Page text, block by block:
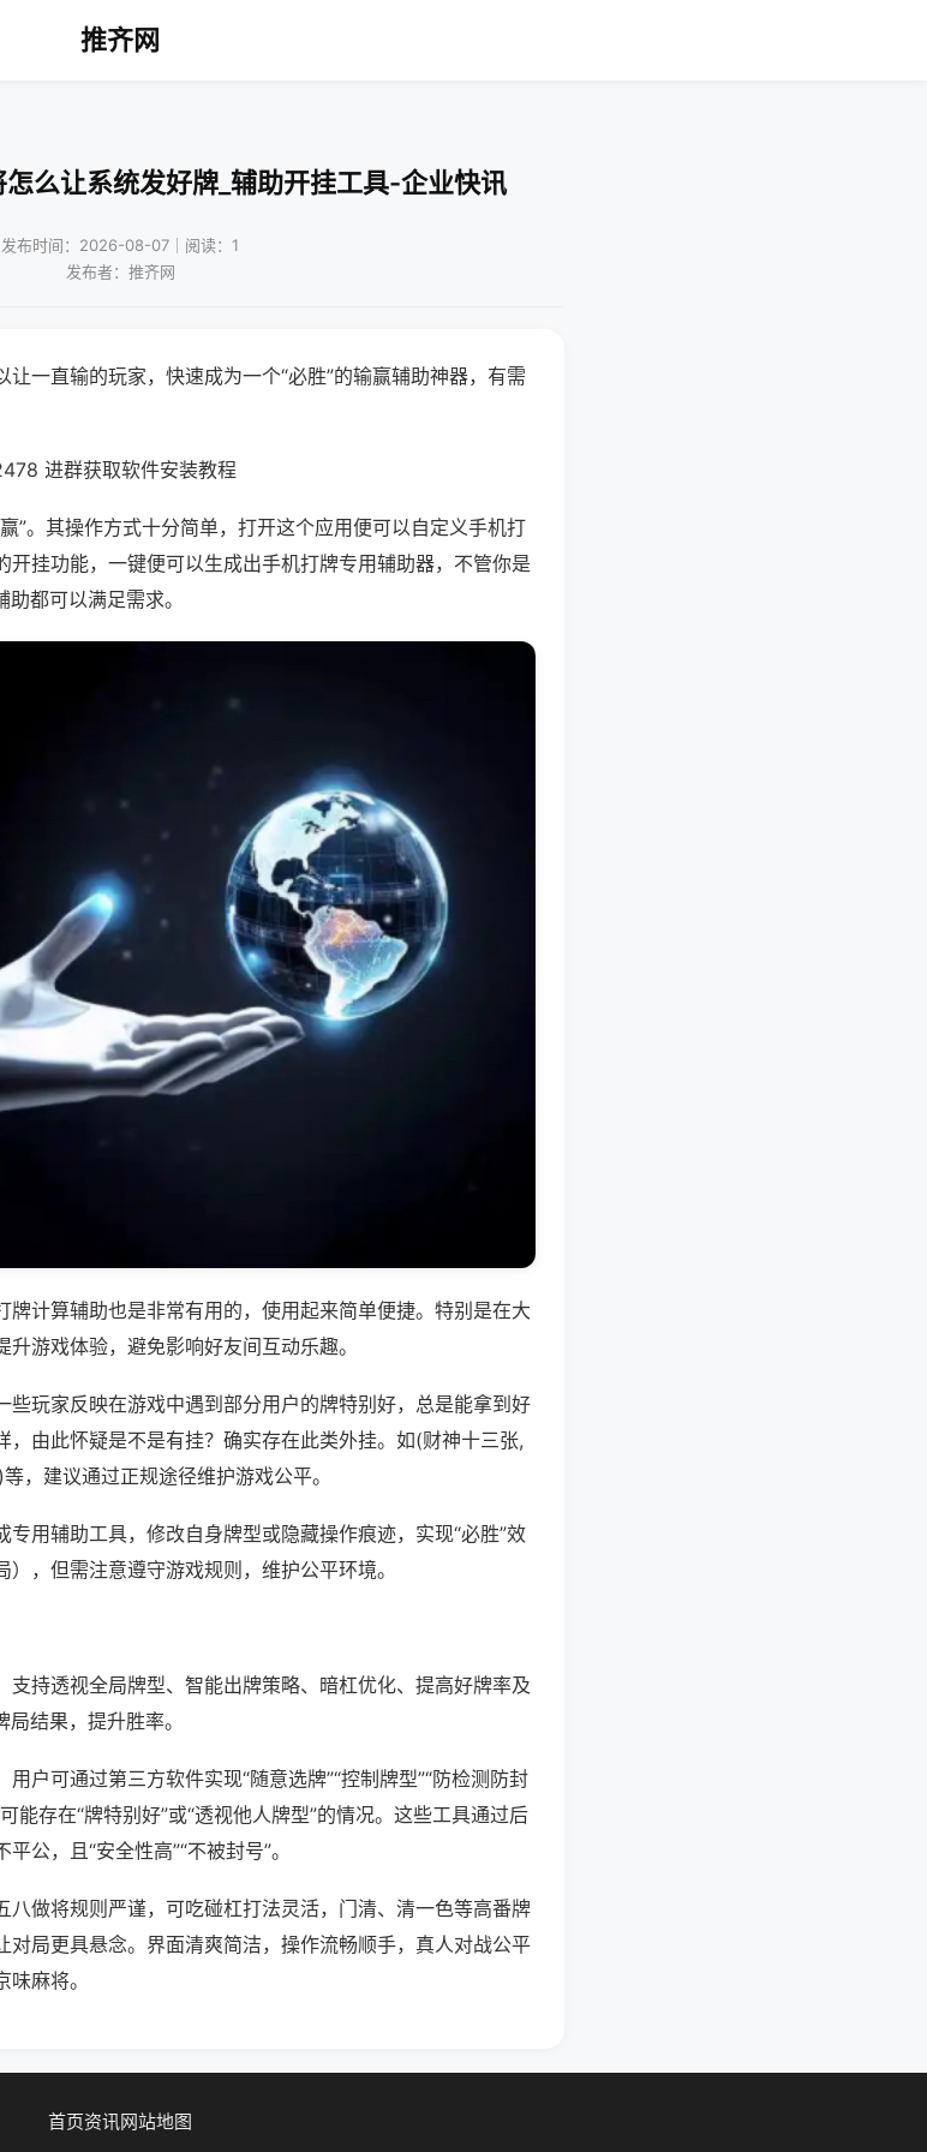
推齐网
么让系统发好牌_辅助开挂工具-企业快讯
发布时间：2026-08-07｜阅读：1
发布者：推齐网
一直输的玩家，快速成为一个“必胜”的输赢辅助神器，有需
进群获取软件安装教程
”。其操作方式十分简单，打开这个应用便可以自定义手机打
开挂功能，一键便可以生成出手机打牌专用辅助器，不管你是
都可以满足需求。
牌计算辅助也是非常有用的，使用起来简单便捷。特别是在大
游戏体验，避免影响好友间互动乐趣。
些玩家反映在游戏中遇到部分用户的牌特别好，总是能拿到好
，由此怀疑是不是有挂？确实存在此类外挂。如(财神十三张,
，建议通过正规途径维护游戏公平。
用辅助工具，修改自身牌型或隐藏操作痕迹，实现“必胜”效
，但需注意遵守游戏规则，维护公平环境。
支持透视全局牌型、智能出牌策略、暗杠优化、提高好牌率及
结果，提升胜率。
户可通过第三方软件实现“随意选牌”“控制牌型”“防检测防封
能存在“牌特别好”或“透视他人牌型”的情况。这些工具通过后
公，且“安全性高”“不被封号”。
八做将规则严谨，可吃碰杠打法灵活，门清、清一色等高番牌
对局更具悬念。界面清爽简洁，操作流畅顺手，真人对战公平
麻将。
首页资讯网站地图